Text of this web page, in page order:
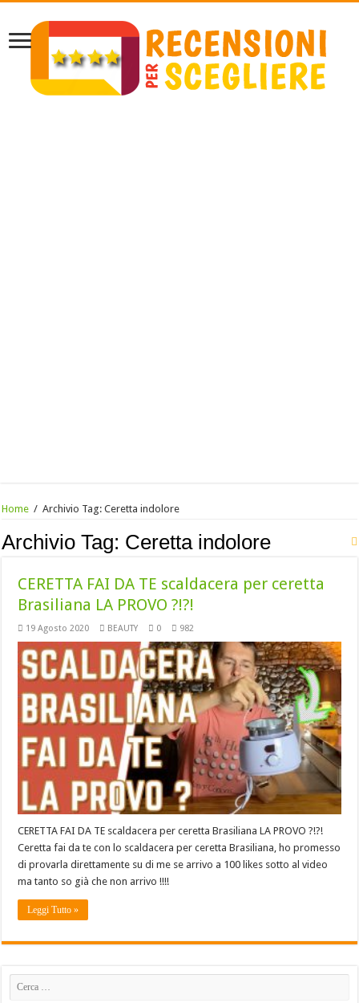
Home / Archivio Tag:Ceretta indolore
Archivio Tag: Ceretta indolore
CERETTA FAI DA TE scaldacera per ceretta
Brasiliana LA PROVO ?!?!
19 Agosto 2020 BEAUTY 0 982
CERETTA FAI DA TE scaldacera per ceretta Brasiliana LA PROVO ?!?!
Ceretta fai da te con lo scaldacera per ceretta Brasiliana, ho promesso
di provarla direttamente su di me se arrivo a 100 likes sotto al video
ma tanto so già che non arrivo !!!!
Leggi Tutto »